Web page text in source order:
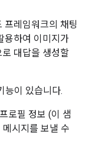
프레임워크의 채팅
용하여 이미지가
대답을 생성할
능이 있습니다.
로필 정보 (이 샘
시지를 보낼 수